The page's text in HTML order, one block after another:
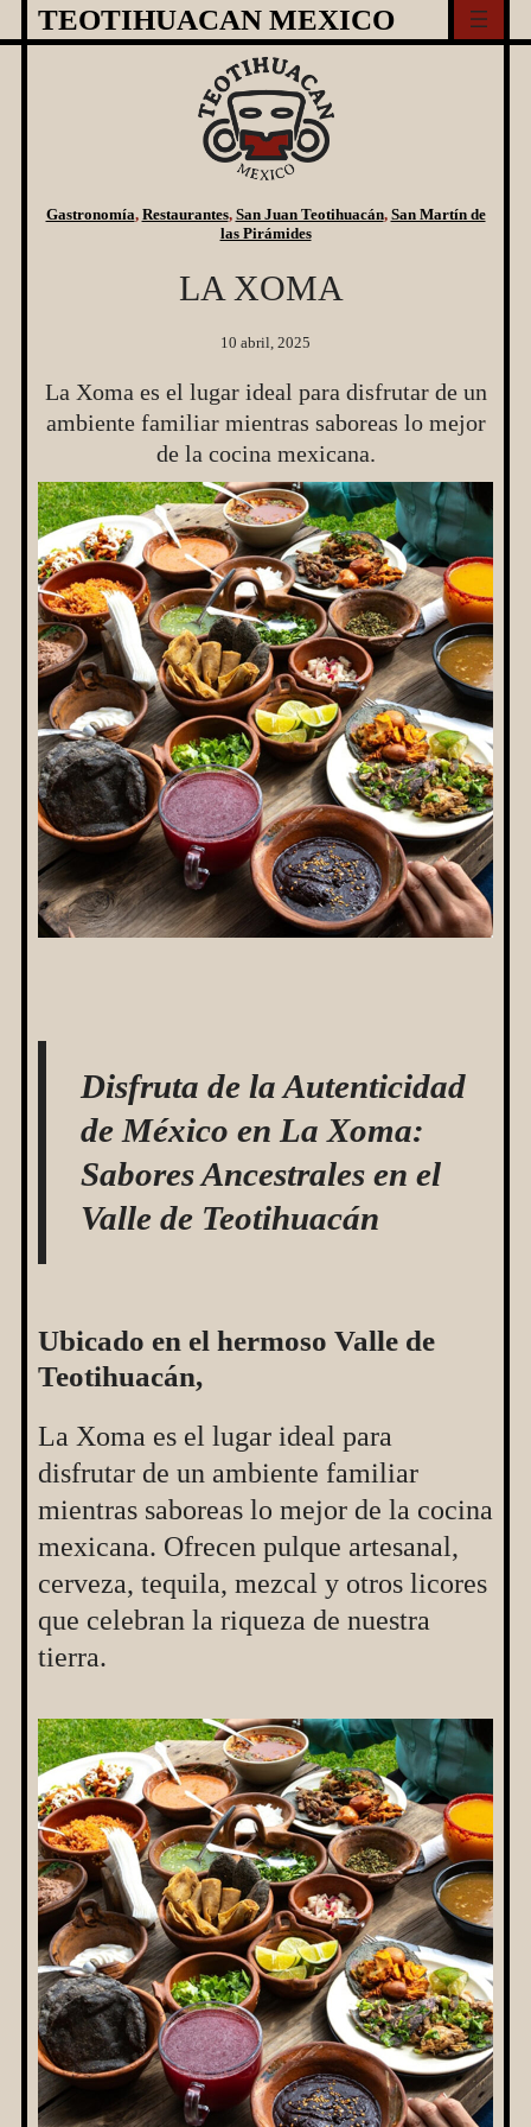
Skip
to
TEOTIHUACAN MEXICO
Gastronomía, Restaurantes, San Juan Teotihuacán, San Martín de
las Pirámides
LA XOMA
10 abril, 2025
La Xoma es el lugar ideal para disfrutar de un
ambiente familiar mientras saboreas lo mejor
de la cocina mexicana.
Disfruta de la Autenticidad
de México en La Xoma:
Sabores Ancestrales en el
Valle de Teotihuacán
Ubicado en el hermoso Valle de
Teotihuacán,
La Xoma es el lugar ideal para
disfrutar de un ambiente familiar
mientras saboreas lo mejor de la cocina
mexicana. Ofrecen pulque artesanal,
cerveza, tequila, mezcal y otros licores
que celebran la riqueza de nuestra
tierra.